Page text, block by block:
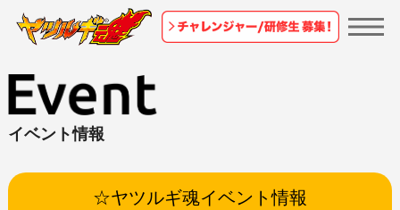
イベント情報
☆ヤツルギ魂イベント情報